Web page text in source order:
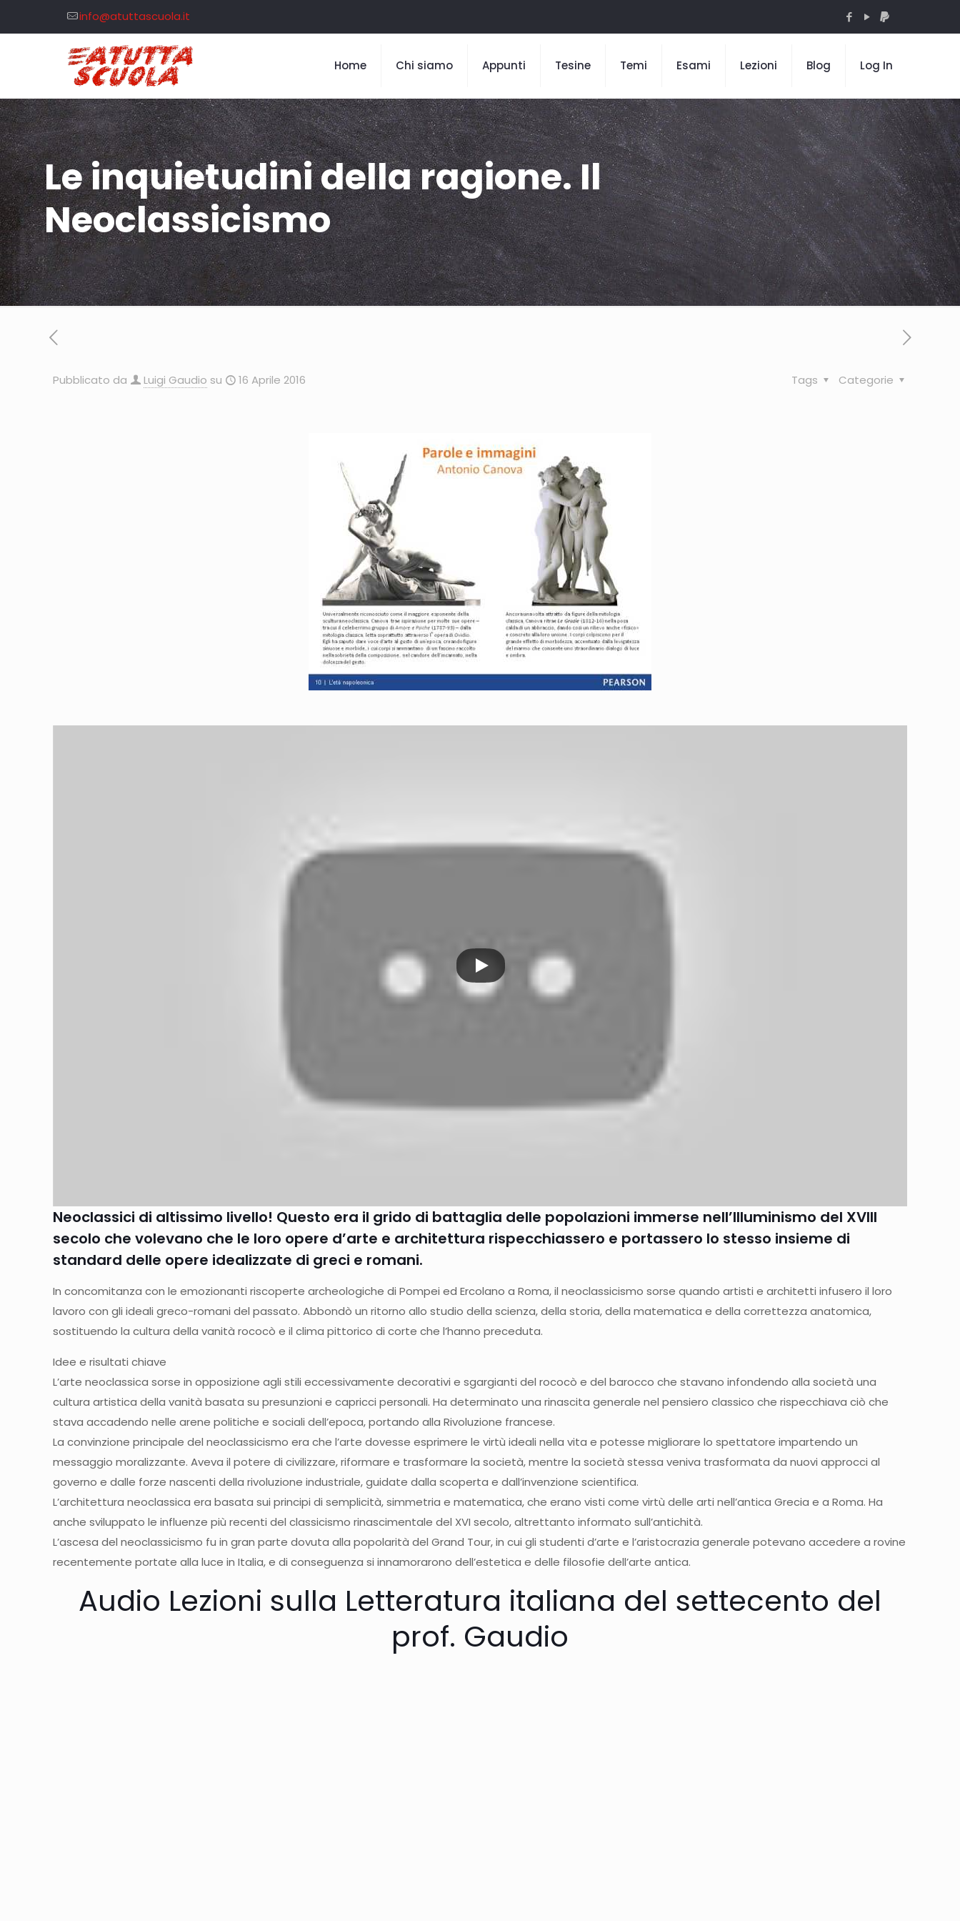
info@atuttascuola.it
Home Chi siamo Appunti Tesine Temi Esami Lezioni Blog Log In
Le inquietudini della ragione. Il
Neoclassicismo
Pubblicato da Luigi Gaudio su 16 Aprile 2016 Categorie
Tags
Neoclassici di altissimo livello! Questo era il grido di battaglia delle popolazioni immerse nell’Illuminismo del XVIII
secolo che volevano che le loro opere d’arte e architettura rispecchiassero e portassero lo stesso insieme di
standard delle opere idealizzate di greci e romani.
In concomitanza con le emozionanti riscoperte archeologiche di Pompei ed Ercolano a Roma, il neoclassicismo sorse quando artisti e architetti infusero il loro
lavoro con gli ideali greco-romani del passato. Abbondò un ritorno allo studio della scienza, della storia, della matematica e della correttezza anatomica,
sostituendo la cultura della vanità rococò e il clima pittorico di corte che l’hanno preceduta.
Idee e risultati chiave
L’arte neoclassica sorse in opposizione agli stili eccessivamente decorativi e sgargianti del rococò e del barocco che stavano infondendo alla società una
cultura artistica della vanità basata su presunzioni e capricci personali. Ha determinato una rinascita generale nel pensiero classico che rispecchiava ciò che
stava accadendo nelle arene politiche e sociali dell’epoca, portando alla Rivoluzione francese.
La convinzione principale del neoclassicismo era che l’arte dovesse esprimere le virtù ideali nella vita e potesse migliorare lo spettatore impartendo un
messaggio moralizzante. Aveva il potere di civilizzare, riformare e trasformare la società, mentre la società stessa veniva trasformata da nuovi approcci al
governo e dalle forze nascenti della rivoluzione industriale, guidate dalla scoperta e dall’invenzione scientifica.
L’architettura neoclassica era basata sui principi di semplicità, simmetria e matematica, che erano visti come virtù delle arti nell’antica Grecia e a Roma. Ha
anche sviluppato le influenze più recenti del classicismo rinascimentale del XVI secolo, altrettanto informato sull’antichità.
L’ascesa del neoclassicismo fu in gran parte dovuta alla popolarità del Grand Tour, in cui gli studenti d’arte e l’aristocrazia generale potevano accedere a rovine
recentemente portate alla luce in Italia, e di conseguenza si innamorarono dell’estetica e delle filosofie dell’arte antica.
Audio Lezioni sulla Letteratura italiana del settecento del
prof. Gaudio